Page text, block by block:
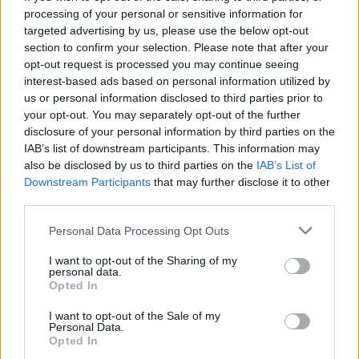
processing of your personal or sensitive information for
targeted advertising by us, please use the below opt-out
section to confirm your selection. Please note that after your
opt-out request is processed you may continue seeing
interest-based ads based on personal information utilized by
us or personal information disclosed to third parties prior to
your opt-out. You may separately opt-out of the further
disclosure of your personal information by third parties on the
IAB’s list of downstream participants. This information may
also be disclosed by us to third parties on the IAB’s List of
Downstream Participants that may further disclose it to other
Personal Data Processing Opt Outs
I want to opt-out of the Sharing of my
personal data.
Opted In
I want to opt-out of the Sale of my
Personal Data.
Opted In
Zdroje:
preventdisease.com/www.eatingwell.com/weedema
ndreap
Spoločnosť Food and Drug Administration (FDA) si
spája glutamát sódny s vedľajšími účinkami, ktorý majú
na naše zdravie negatívny dopad. Tieto účinky sú
nasledovné
Intenzívne bolesti hlavy
Potenie
Pocit tlaku a tesnosti v tvári
Necitlivosť a brnenie tváre alebo krku
e
a
c
h
f
o
r
: